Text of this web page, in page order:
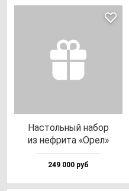
Нас­толь­ный на­бор
из неф­ри­та «Орел»
249 000 руб